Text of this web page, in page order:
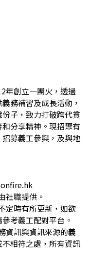
年創立一團火，透過
務補習及成長活動，
子，致力打破跨代貧
分享精神。現招聚有
募義工參與，及與地
社職提供。
定時有所更新，如欲
考義工配對平台。
資訊與資訊來源的義
相符之處，所有資訊